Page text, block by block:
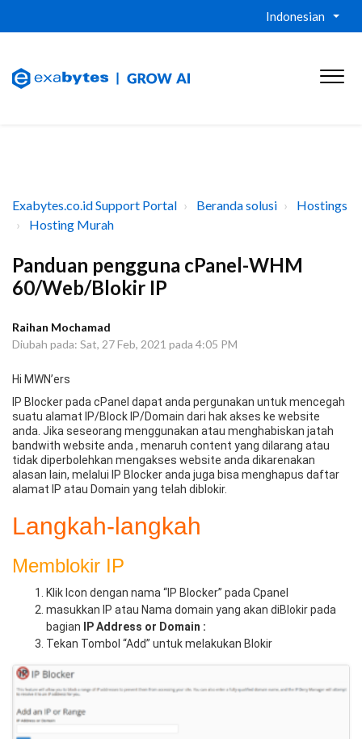
Indonesian
Exabytes.co.id Support Portal Beranda solusi
Hostings
Hosting Murah
Panduan pengguna cPanel-WHM
60/Web/Blokir IP
Raihan Mochamad
Diubah pada: Sat, 27 Feb, 2021 pada 4:05 PM
Hi MWN’ers
IP Blocker pada cPanel dapat anda pergunakan untuk mencegah
suatu alamat IP/Block IP/Domain dari hak akses ke website
anda. Jika seseorang menggunakan atau menghabiskan jatah
bandwith website anda , menaruh content yang dilarang atau
tidak diperbolehkan mengakses website anda dikarenakan
alasan lain, melalui IP Blocker anda juga bisa menghapus daftar
alamat IP atau Domain yang telah diblokir.
Langkah-langkah
Memblokir IP
Klik Icon dengan nama “IP Blocker” pada Cpanel
masukkan IP atau Nama domain yang akan diBlokir pada
bagian
IP Address or Domain :
Tekan Tombol “Add” untuk melakukan Blokir